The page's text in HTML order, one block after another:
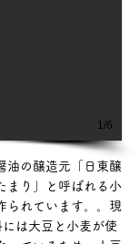
1/6
油の醸造元「日東醸
まり」と呼ばれる小
られています。。現
は大豆と小麦が使